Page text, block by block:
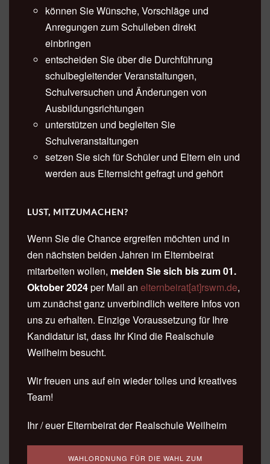
können Sie Wünsche, Vorschläge und
Anregungen zum Schulleben direkt
einbringen
entscheiden Sie über die Durchführung
schulbegleitender Veranstaltungen,
Schulversuchen und Änderungen von
Ausbildungsrichtungen
unterstützen und begleiten Sie
Schulveranstaltungen
setzen Sie sich für Schüler und Eltern ein und
werden aus Elternsicht gefragt und gehört
LUST, MITZUMACHEN?
Wenn Sie die Chance ergreifen möchten und in
den nächsten beiden Jahren im Elternbeirat
mitarbeiten wollen, melden Sie sich bis zum 01.
Oktober 2024per Mail an elternbeirat[at]rswm.de,
um zunächst ganz unverbindlich weitere Infos von
uns zu erhalten. Einzige Voraussetzung für Ihre
Kandidatur ist, dass Ihr Kind die Realschule
Weilheim besucht.
Wir freuen uns auf ein wieder tolles und kreatives
Team!
Ihr / euer Elternbeirat der Realschule Weilheim
WAHLORDNUNG FÜR DIE WAHL ZUM